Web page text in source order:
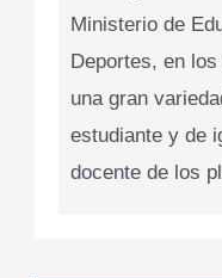
Ministerio de
Deportes, en
una gran
estudiante y de
docente de los